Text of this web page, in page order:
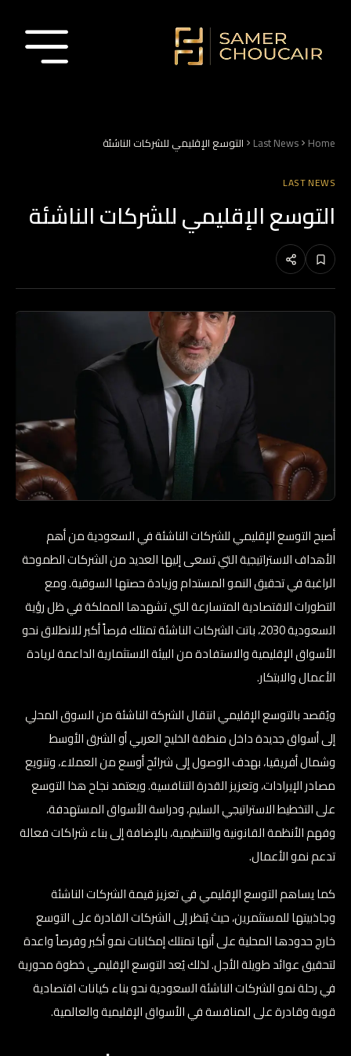
Home
Last News التوسع الإقليمي للشركات الناشئة
LAST NEWS
التوسع الإقليمي للشركات الناشئة
أصبح التوسع الإقليمي للشركات الناشئة في السعودية من أهم
الأهداف الاستراتيجية التي تسعى إليها العديد من الشركات الطموحة
الراغبة في تحقيق النمو المستدام وزيادة حصتها السوقية. ومع
التطورات الاقتصادية المتسارعة التي تشهدها المملكة في ظل رؤية
السعودية 2030، باتت الشركات الناشئة تمتلك فرصاً أكبر للانطلاق نحو
الأسواق الإقليمية والاستفادة من البيئة الاستثمارية الداعمة لريادة
الأعمال والابتكار.
ويُقصد بالتوسع الإقليمي انتقال الشركة الناشئة من السوق المحلي
إلى أسواق جديدة داخل منطقة الخليج العربي أو الشرق الأوسط
وشمال أفريقيا، بهدف الوصول إلى شرائح أوسع من العملاء، وتنويع
مصادر الإيرادات، وتعزيز القدرة التنافسية. ويعتمد نجاح هذا التوسع
على التخطيط الاستراتيجي السليم، ودراسة الأسواق المستهدفة،
وفهم الأنظمة القانونية والتنظيمية، بالإضافة إلى بناء شراكات فعالة
تدعم نمو الأعمال.
كما يساهم التوسع الإقليمي في تعزيز قيمة الشركات الناشئة
وجاذبيتها للمستثمرين، حيث يُنظر إلى الشركات القادرة على التوسع
خارج حدودها المحلية على أنها تمتلك إمكانات نمو أكبر وفرصاً واعدة
لتحقيق عوائد طويلة الأجل. لذلك يُعد التوسع الإقليمي خطوة محورية
في رحلة نمو الشركات الناشئة السعودية نحو بناء كيانات اقتصادية
قوية وقادرة على المنافسة في الأسواق الإقليمية والعالمية.